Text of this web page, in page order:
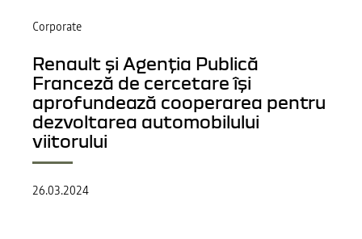
Corporate
Renault și Agenția Publică
Franceză de cercetare își
aprofundează cooperarea pentru
dezvoltarea automobilului
viitorului
26.03.2024